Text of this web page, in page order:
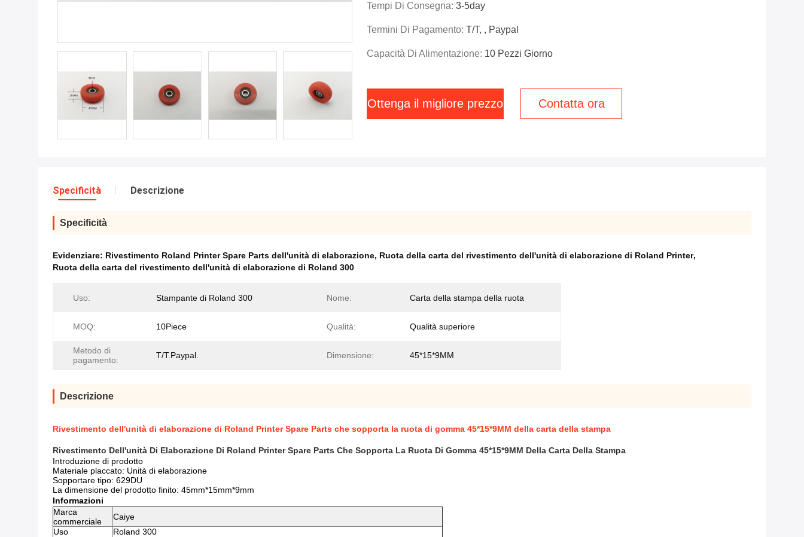
Tempi Di Consegna: 3-5day
Termini Di Pagamento: T/T, , Paypal
Capacità Di Alimentazione: 10 Pezzi Giorno
Ottenga il migliore prezzo Contatta ora
Specificità Descrizione
Specificità
Evidenziare: Rivestimento Roland Printer Spare Parts dell'unità di elaborazione, Ruota della carta del rivestimento dell'unità di elaborazione di Roland Printer,
Ruota della carta del rivestimento dell'unità di elaborazione di Roland 300
Uso: Stampante di Roland 300 Nome: Carta della stampa della ruota
MOQ: 10Piece Qualità: Qualità superiore
Metodo di
pagamento:
T/T.Paypal. Dimensione: 45*15*9MM
Descrizione
Rivestimento dell'unità di elaborazione di Roland Printer Spare Parts che sopporta la ruota di gomma 45*15*9MM della carta della stampa
Rivestimento Dell'unità Di Elaborazione Di Roland Printer Spare Parts Che Sopporta La Ruota Di Gomma 45*15*9MM Della Carta Della Stampa
Introduzione di prodotto
Materiale placcato: Unità di elaborazione
Sopportare tipo: 629DU
La dimensione del prodotto finito: 45mm*15mm*9mm
Informazioni
Marca
commerciale
Caiye
Uso
Roland 300